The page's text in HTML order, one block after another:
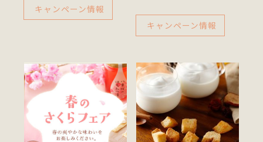
キャンペーン情報
キャンペーン情報